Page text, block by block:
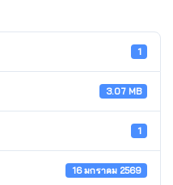
1
3.07 MB
1
16 มกราคม 2569